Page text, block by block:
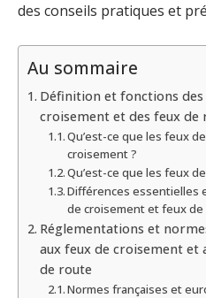
des conseils pratiques et
Au sommaire
Définition et fonctions des
croisement et des feux de
Qu’est-ce que les feux de
croisement ?
Qu’est-ce que les feux
Différences essentielles
de croisement et feux
Réglementations et
aux feux de croisement et
de route
Normes françaises et